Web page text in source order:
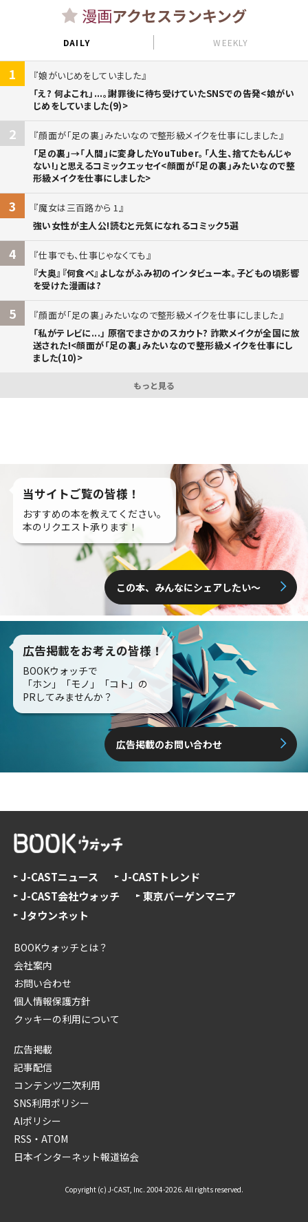
漫画アクセスランキング
DAILY WEEKLY
1
娘がいじめをしていました
「え? 何よこれ」...。謝罪後に待ち受けていたSNSでの告発<娘がい
じめをしていました(9)>
2
顔面が「足の裏」みたいなので整形級メイクを仕事にしました
「足の裏」→「人間」に変身したYouTuber。「人生、捨てたもんじゃ
ない!」と思えるコミックエッセイ<顔面が「足の裏」みたいなので整
形級メイクを仕事にしました>
3
魔女は三百路から 1
強い女性が主人公!読むと元気になれるコミック5選
4
仕事でも、仕事じゃなくても
『大奥』『何食べ』よしながふみ初のインタビュー本。子どもの頃影響
を受けた漫画は?
5
顔面が「足の裏」みたいなので整形級メイクを仕事にしました
「私がテレビに...」 原宿でまさかのスカウト? 詐欺メイクが全国に放
送された!<顔面が「足の裏」みたいなので整形級メイクを仕事にし
ました(10)>
もっと見る
当サイトご覧の皆様！
おすすめの本を教えてください。
本のリクエスト承ります！
この本、みんなにシェアしたい〜
広告掲載をお考えの皆様！
BOOKウォッチで
「ホン」「モノ」「コト」の
PRしてみませんか？
広告掲載のお問い合わせ
J-CASTニュース
J-CASTトレンド
J-CAST会社ウォッチ
東京バーゲンマニア
Jタウンネット
BOOKウォッチとは？
会社案内
お問い合わせ
個人情報保護方針
クッキーの利用について
広告掲載
記事配信
コンテンツ二次利用
SNS利用ポリシー
AIポリシー
RSS・ATOM
日本インターネット報道協会
Copyright (c) J-CAST, Inc. 2004-2026. All rights reserved.